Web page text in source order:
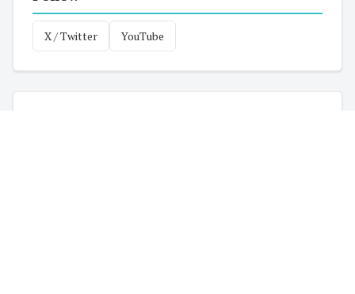
X / Twitter YouTube